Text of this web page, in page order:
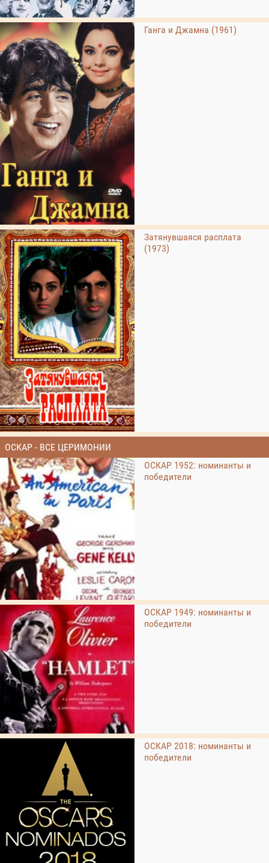
Ганга и Джамна (1961)
Затянувшаяся расплата
(1973)
ОСКАР - ВСЕ ЦЕРИМОНИИ
ОСКАР 1952: номинанты и
победители
ОСКАР 1949: номинанты и
победители
ОСКАР 2018: номинанты и
победители